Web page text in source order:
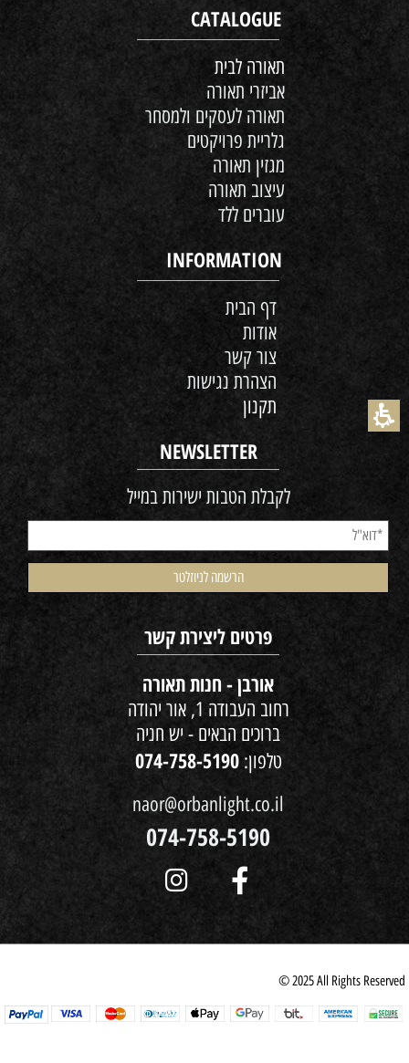
CATALOGUE
תאורה לבית
אביזרי תאורה
תאורה לעסקים ולמסחר
גלריית פרויקטים
מגזין תאורה
עיצוב תאורה
עוברים ללד
INFORMATION
דף הבית
אודות
צור קשר
הצהרת נגישות
תקנון
NEWSLETTER
לקבלת הטבות ישירות במייל
פרטים ליצירת קשר
אורבן - חנות תאורה
רחוב העבודה 1, אור יהודה
ברוכים הבאים - יש חניה
טלפון: 074-758-5190
naor@orbanlight.co.il
074-758-5190
© 2025 All Rights Reserved